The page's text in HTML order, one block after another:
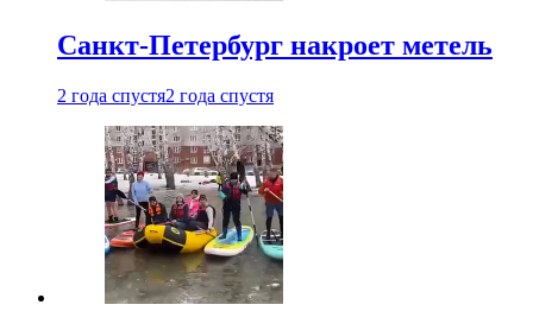
Санкт-Петербург накроет метель
2 года спустя2 года спустя